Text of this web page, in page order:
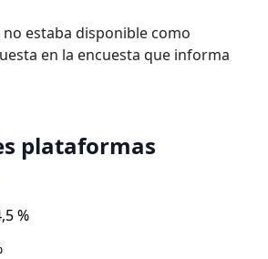
no estaba disponible como
en la encuesta que informa
plataformas
%